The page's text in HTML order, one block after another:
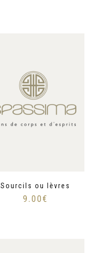
Sourcils ou lèvres
9.00€